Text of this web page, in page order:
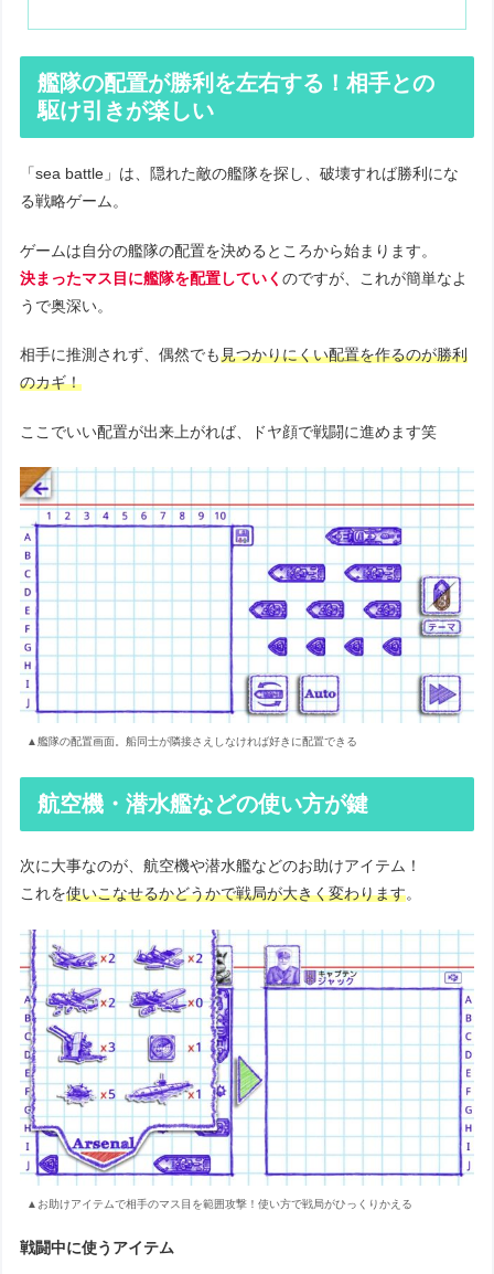
艦隊の配置が勝利を左右する！相手との
駆け引きが楽しい
「sea battle」は、隠れた敵の艦隊を探し、破壊すれば勝利にな
る戦略ゲーム。
ゲームは自分の艦隊の配置を決めるところから始まります。
決まったマス目に艦隊を配置していくのですが、これが簡単なよ
うで奥深い。
相手に推測されず、偶然でも見つかりにくい配置を作るのが勝利
のカギ！
ここでいい配置が出来上がれば、ドヤ顔で戦闘に進めます笑
▲艦隊の配置画面。船同士が隣接さえしなければ好きに配置できる
航空機・潜水艦などの使い方が鍵
次に大事なのが、航空機や潜水艦などのお助けアイテム！
これを使いこなせるかどうかで戦局が大きく変わります。
▲お助けアイテムで相手のマス目を範囲攻撃！使い方で戦局がひっくりかえる
戦闘中に使うアイテム